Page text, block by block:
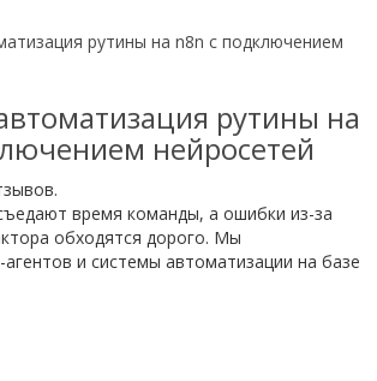
рутины на
нейросетей
время команды, а ошибки из-за
обходятся дорого. Мы
и системы автоматизации на базе